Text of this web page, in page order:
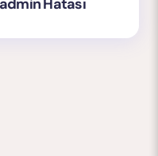
Hatası